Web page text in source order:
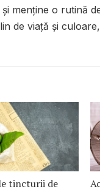
menține o rutină
de viață și
tincturii de